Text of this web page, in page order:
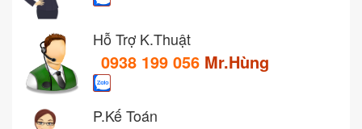
Hỗ Trợ K.Thuật
0938 199 056 Mr.Hùng
P.Kế Toán